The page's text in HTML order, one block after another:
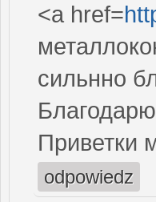
<a href=
сильнно
Приветки
odpowiedz